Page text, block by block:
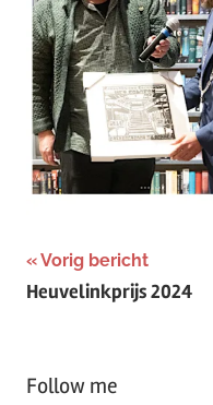
Bericht
navigatie
Vorig bericht
Heuvelinkprijs 2024
Follow me